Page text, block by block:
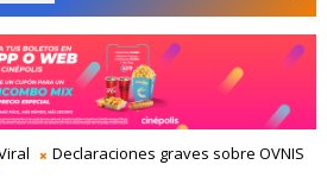
Declaraciones graves sobre OVNIS